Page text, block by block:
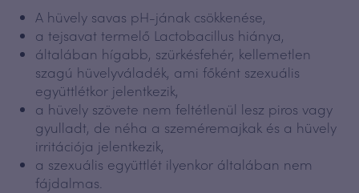
A hüvely savas pH-jának csökkenése,
a tejsavat termelő Lactobacillus hiánya,
általában hígabb, szürkésfehér, kellemetlen
szagú hüvelyváladék, ami főként szexuális
együttlétkor jelentkezik,
a hüvely szövete nem feltétlenül lesz piros vagy
gyulladt, de néha a szeméremajkak és a hüvely
irritációja jelentkezik,
a szexuális együttlét ilyenkor általában nem
fájdalmas.